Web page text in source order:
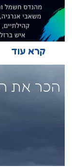
קרא עוד
הכר את